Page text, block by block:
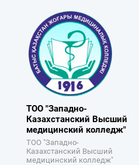
ТОО "Западно-
Казахстанский Высший
медицинский колледж"
ТОО "Западно-
Казахстанский Высший
медицинский колледж"